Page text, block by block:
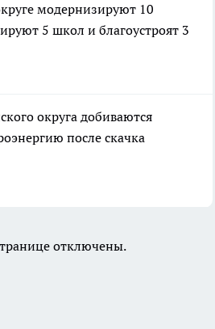
модернизируют 10
5 школ и благоустроят 3
округа добиваются
после скачка
отключены.